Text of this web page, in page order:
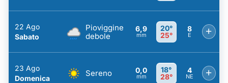
22 Ago
Sabato
Pioviggine
debole
6,9
mm
20°
25°
8
E +
23 Ago
Domenica
Sereno 0,0
mm
18°
28°
4
NE +